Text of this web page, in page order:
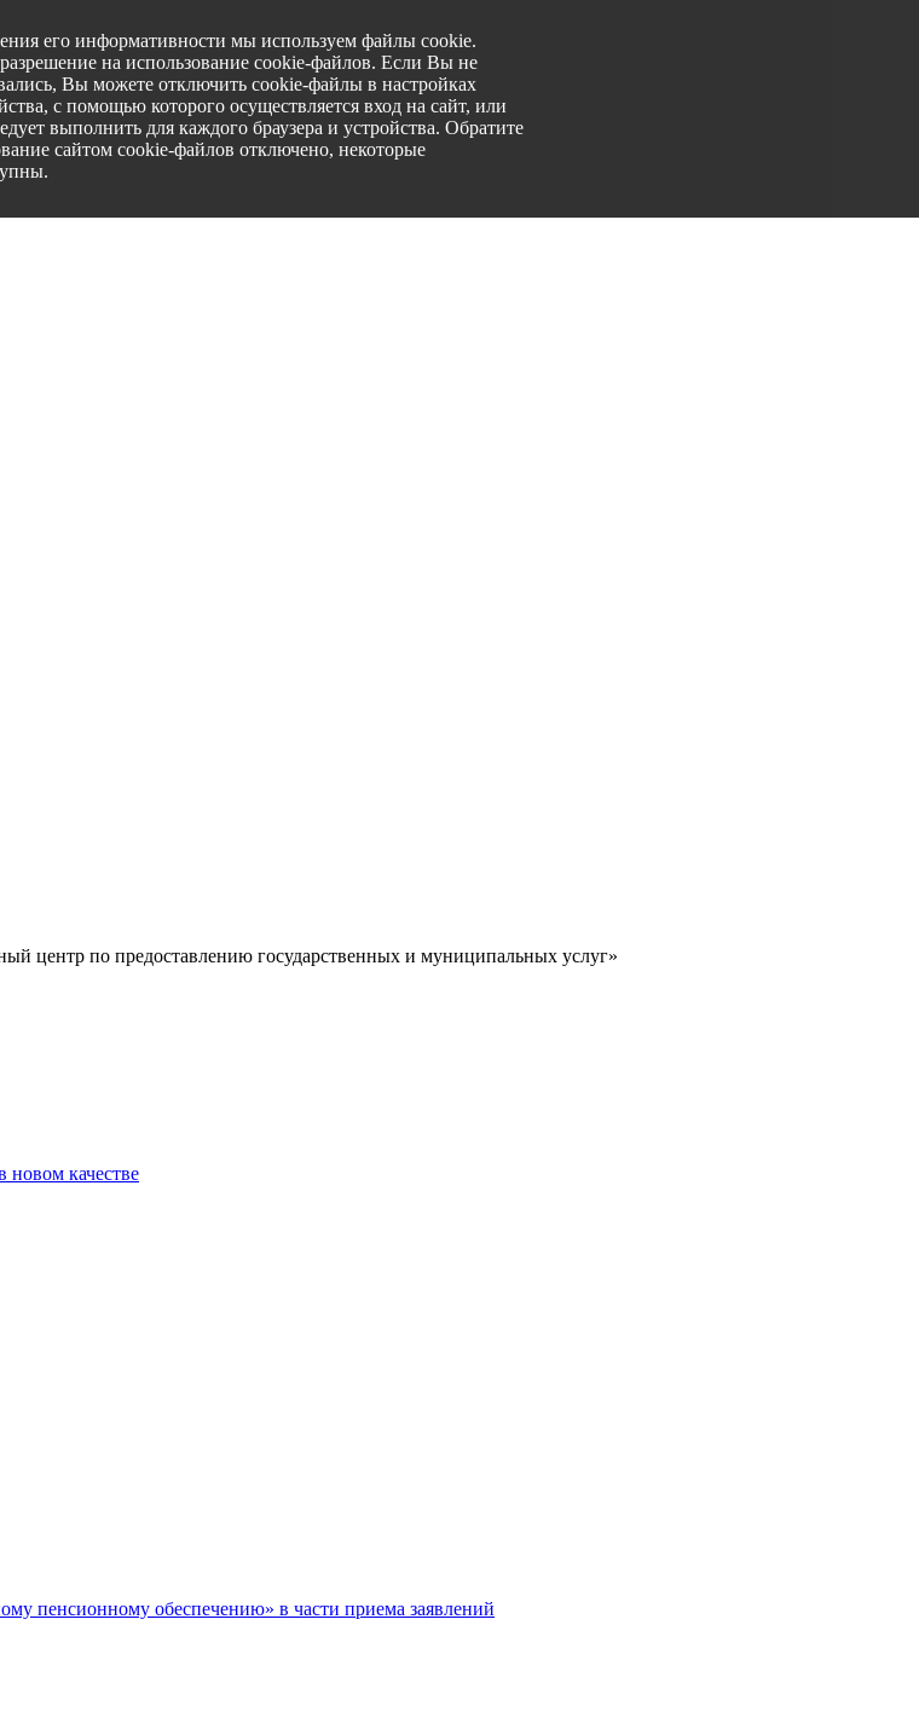
центр по предоставлению государственных и муниципальных услуг»
качестве
пенсионному обеспечению» в части приема заявлений
его информативности мы используем файлы cookie.
на использование cookie-файлов. Если Вы не
Вы можете отключить cookie-файлы в настройках
с помощью которого осуществляется вход на сайт, или
выполнить для каждого браузера и устройства. Обратите
сайтом cookie-файлов отключено, некоторые